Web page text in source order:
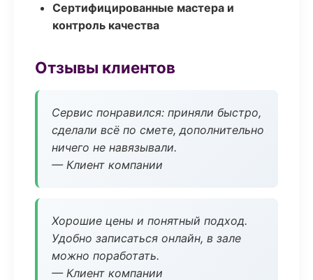
Сертифицированные мастера и
контроль качества
Отзывы клиентов
Сервис понравился: приняли быстро,
сделали всё по смете, дополнительно
ничего не навязывали.
— Клиент компании
Хорошие цены и понятный подход.
Удобно записаться онлайн, в зале
можно поработать.
— Клиент компании